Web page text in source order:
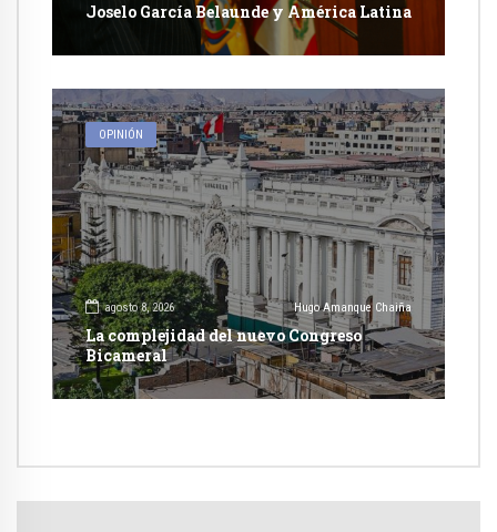
Joselo García Belaunde y América Latina
OPINIÓN
agosto 8, 2026 Hugo Amanque Chaiña
La complejidad del nuevo Congreso
Bicameral